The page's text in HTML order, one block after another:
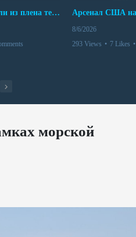
300 человек освободили из плена террористов. Невероятная история спасения
8/6/2026
293 Views • 7 Likes •
морской